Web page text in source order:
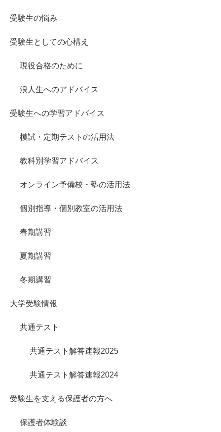
受験生の悩み
受験生としての心構え
現役合格のために
浪人生へのアドバイス
受験生への学習アドバイス
模試・定期テストの活用法
教科別学習アドバイス
オンライン予備校・塾の活用法
個別指導・個別教室の活用法
春期講習
夏期講習
冬期講習
大学受験情報
共通テスト
共通テスト解答速報2025
共通テスト解答速報2024
受験生を支える保護者の方へ
保護者体験談